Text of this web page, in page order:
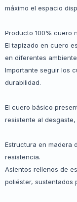
máximo el espacio
Producto 100% cuero
El tapizado en cuero
en diferentes
Importante seguir los
durabilidad.
El cuero básico
resistente al
Estructura en madera
resistencia.
Asientos rellenos de
poliéster, sustentados